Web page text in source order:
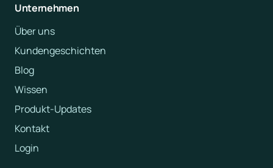
Unternehmen
Über uns
Kundengeschichten
Blog
Wissen
Produkt-Updates
Kontakt
Login